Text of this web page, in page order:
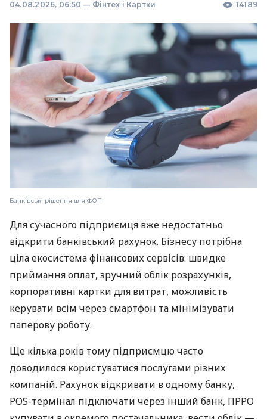
04.08.2026, 06:50 — Фінтех і Картки 14189
Банківські рішення для ФОП
Для сучасного підприємця вже недостатньо
відкрити банківський рахунок. Бізнесу потрібна
ціла екосистема фінансових сервісів: швидке
приймання оплат, зручний облік розрахунків,
корпоративні картки для витрат, можливість
керувати всім через смартфон та мінімізувати
паперову роботу.
Ще кілька років тому підприємцю часто
доводилося користуватися послугами різних
компаній. Рахунок відкривати в одному банку,
POS-термінал підключати через інший банк, ПРРО